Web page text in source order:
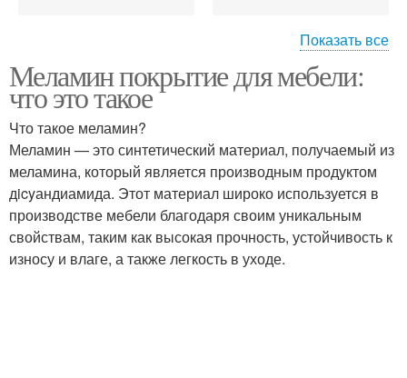
изготовления
Покрытие при покупке
Показать все
Меламин покрытие для мебели:
что это такое
Что такое меламин?
Меламин — это синтетический материал, получаемый из
меламина, который является производным продуктом
дicyандиамида. Этот материал широко используется в
производстве мебели благодаря своим уникальным
свойствам, таким как высокая прочность, устойчивость к
износу и влаге, а также легкость в уходе.